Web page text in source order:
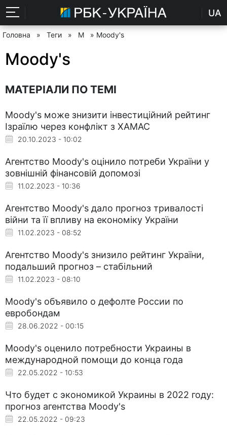
UA
Головна » Теги » M » Moody's
Moody's
МАТЕРІАЛИ ПО ТЕМІ
Moody's може знизити інвестиційний рейтинг
Ізраїлю через конфлікт з ХАМАС
20.10.2023 - 10:02
Агентство Moody's оцінило потреби України у
зовнішній фінансовій допомозі
11.02.2023 - 10:36
Агентство Moody's дало прогноз тривалості
війни та її впливу на економіку України
11.02.2023 - 08:52
Агентство Moody's знизило рейтинг України,
подальший прогноз – стабільний
11.02.2023 - 08:10
Moody's объявило о дефолте России по
евробондам
28.06.2022 - 00:15
Moody's оценило потребности Украины в
международной помощи до конца года
22.05.2022 - 10:53
Что будет с экономикой Украины в 2022 году:
прогноз агентства Moody's
22.05.2022 - 09:23